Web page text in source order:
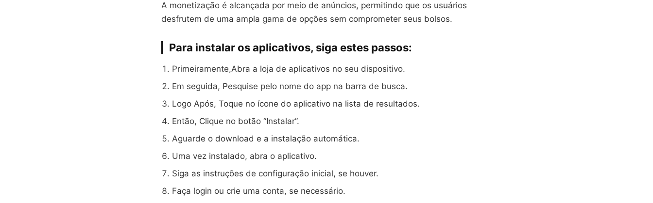
A monetização é alcançada por meio de anúncios, permitindo que os usuários
desfrutem de uma ampla gama de opções sem comprometer seus bolsos.
Para instalar os aplicativos, siga estes passos:
Primeiramente,Abra a loja de aplicativos no seu dispositivo.
Em seguida, Pesquise pelo nome do app na barra de busca.
Logo Após, Toque no ícone do aplicativo na lista de resultados.
Então, Clique no botão “Instalar”.
Aguarde o download e a instalação automática.
Uma vez instalado, abra o aplicativo.
Siga as instruções de configuração inicial, se houver.
Faça login ou crie uma conta, se necessário.